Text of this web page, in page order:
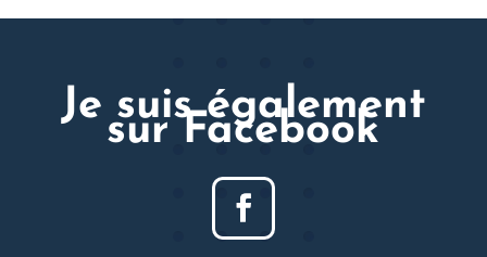
Je suis également
sur Facebook